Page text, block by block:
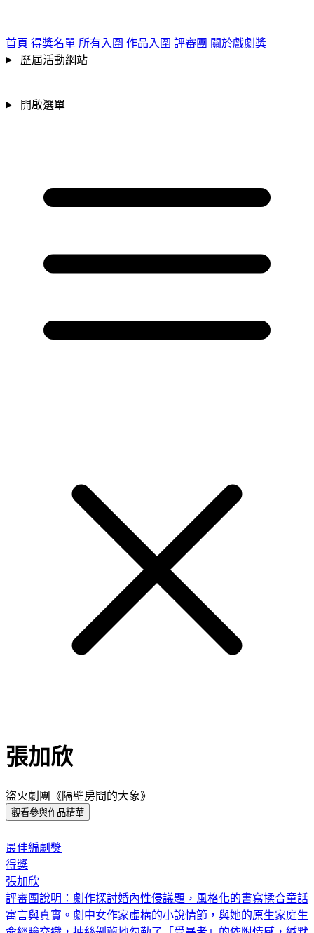
:::
首頁 得獎名單 所有入圍 作品入圍 評審團 關於戲劇獎
歷屆活動網站
開啟選單
張加欣
盜火劇團《隔壁房間的大象》
觀看參與作品精華
:::
最佳編劇獎
得獎
張加欣
評審團說明： 劇作探討婚內性侵議題，風格化的書寫揉合童話
寓言與真實。劇中女作家虛構的小說情節，與她的原生家庭生